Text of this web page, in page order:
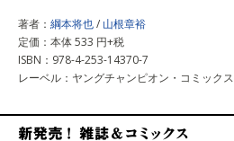
著者： 綱本将也/ 山根章裕
定価：本体 533 円+税
ISBN：978-4-253-14370-7
レーベル：ヤングチャンピオン・コミックス